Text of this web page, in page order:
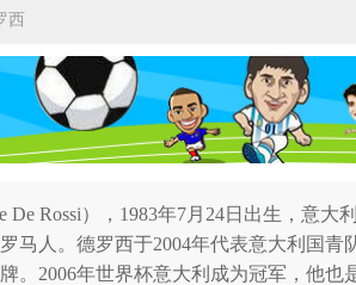
西
De Rossi），1983年7月24日出生，意
马人。德罗西于2004年代表意大利国青
。2006年世界杯意大利成为冠军，他也